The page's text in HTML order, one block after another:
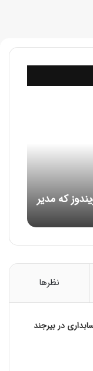
ویندوز که مدیر
نظرها
در بیرجند